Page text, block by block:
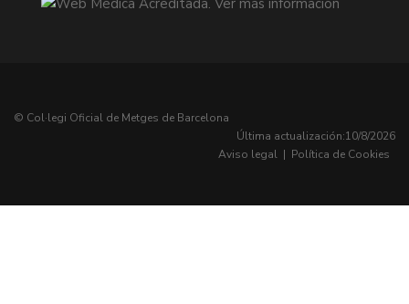
© Col·legi Oficial de Metges de Barcelona
Última actualización:10/8/2026
Aviso legal | Política de Cookies